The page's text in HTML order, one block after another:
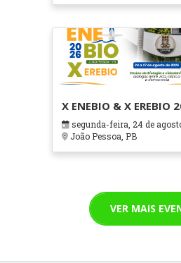
X ENEBIO & X EREBIO
segunda-feira, 24 de
João Pessoa, PB
VER MAIS